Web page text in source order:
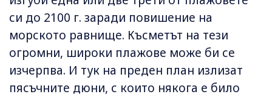
си до 2100 г. заради повишение на
морското равнище. Късметът на тези
огромни, широки плажове може би се
изчерпва. И тук на преден план излизат
пясъчните дюни, с които някога е било